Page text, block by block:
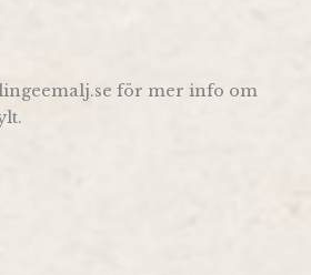
för mer info om